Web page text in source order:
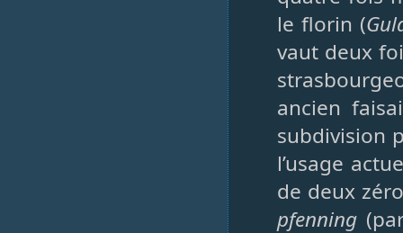
le florin (
vaut deux
ancien
subdivision
l’usage
de deux
pfenning